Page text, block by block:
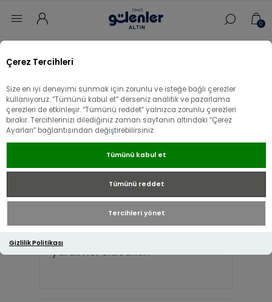
Çerez Tercihleri
Size en iyi deneyimi sunmak için zorunlu ve isteğe bağlı çerezler
kullanıyoruz. “Tümünü kabul et” derseniz analitik ve pazarlama
çerezleri de etkinleşir. “Tümünü reddet” yalnızca zorunlu çerezleri
bırakır. Tercihlerinizi dilediğiniz zaman sayfanın altındaki “Çerez
Ayarları” bağlantısından değiştirebilirsiniz.
Tümünü kabul et
Tümünü reddet
Tercihleri yönet
Gizlilik Politikası
0
Gülenler Altın Güvenilir mi ?
Gülenler Altın hakkında daha
fazla bilgi edinmek içinGoogle
veTrendyolmüşteri yorumlarını
okuyarak sunduğumuz yüksek
kalite ve güvenilir hizmeti
görebilirsiniz.
Bu yorumlar, bizimle ilgili
doğrudan bilgi sahibi olmanıza
yardımcı olacaktır.